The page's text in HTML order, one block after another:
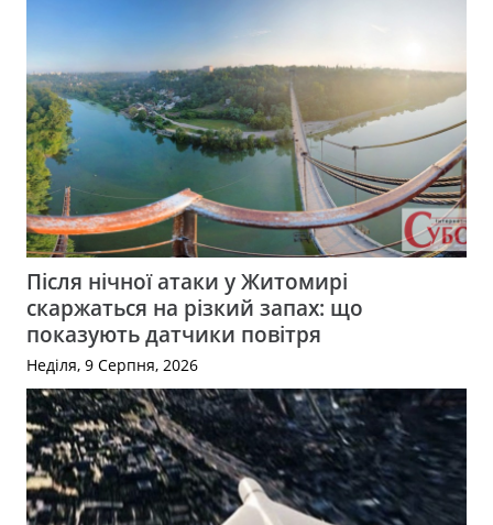
Після нічної атаки у Житомирі
скаржаться на різкий запах: що
показують датчики повітря
Неділя, 9 Серпня, 2026